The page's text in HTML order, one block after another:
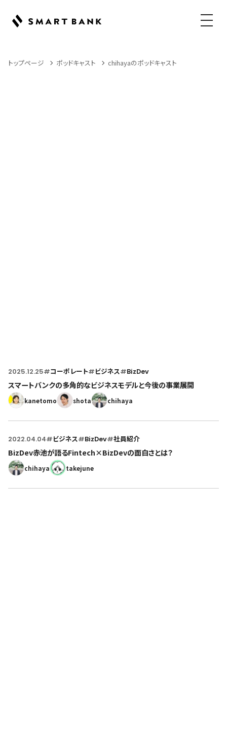
メニュ
トップページ ポッドキャスト chihayaのポッドキャスト
2025.12.25#コーポレート#ビジネス#BizDev
スマートバンクの多角的なビジネスモデルと今後の事業展開
kanetomo shota chihaya
2022.04.04#ビジネス#BizDev#社員紹介
BizDev赤池が語るFintech×BizDevの面白さとは？
chihaya takejune